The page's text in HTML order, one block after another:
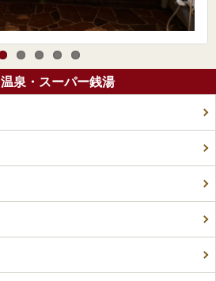
泉・スーパー銭湯